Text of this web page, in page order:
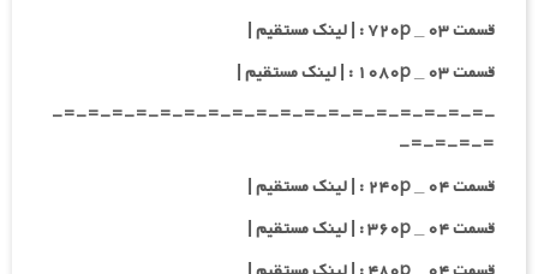
قسمت ۰۳ _ ۷۲۰p : | لینک مستقیم |
قسمت ۰۳ _ ۱۰۸۰p : | لینک مستقیم |
-=-=-=-=-=-=-=-=-=-=-=-=-=-=-=-=-=-=-
=-=-=-=-
قسمت ۰۴ _ ۲۴۰p : | لینک مستقیم |
قسمت ۰۴ _ ۳۶۰p : | لینک مستقیم |